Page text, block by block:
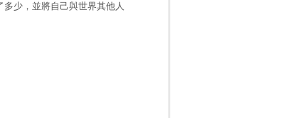
少，並將自己與世界其他人